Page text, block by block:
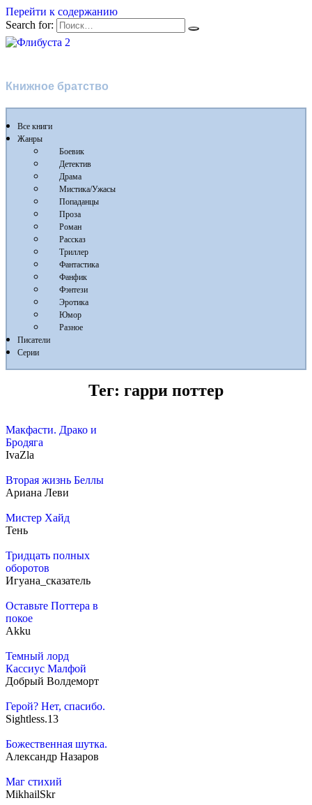
Перейти к содержанию
Search for:
Книжное братство
Все книги
Жанры
Боевик
Детектив
Драма
Мистика/Ужасы
Попаданцы
Проза
Роман
Рассказ
Триллер
Фантастика
Фанфик
Фэнтези
Эротика
Юмор
Разное
Писатели
Серии
Тег: гарри поттер
Макфасти. Драко и
Бродяга
IvaZla
Вторая жизнь Беллы
Ариана Леви
Мистер Хайд
Тень
Тридцать полных
оборотов
Игуана_сказатель
Оставьте Поттера в
покое
Akku
Темный лорд
Кассиус Малфой
Добрый Волдеморт
Герой? Нет, спасибо.
Sightless.13
Божественная шутка.
Александр Назаров
Маг стихий
MikhailSkr